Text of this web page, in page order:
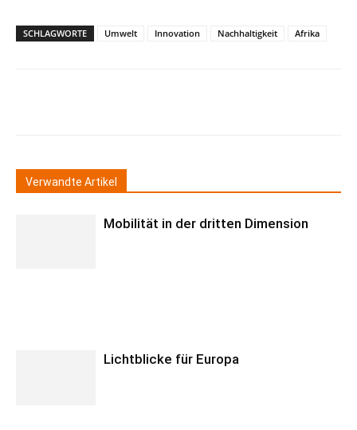
SCHLAGWORTE Umwelt Innovation Nachhaltigkeit Afrika
Verwandte Artikel
Mobilität in der dritten Dimension
Lichtblicke für Europa